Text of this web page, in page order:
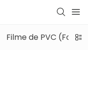
Filme de PVC (Folha